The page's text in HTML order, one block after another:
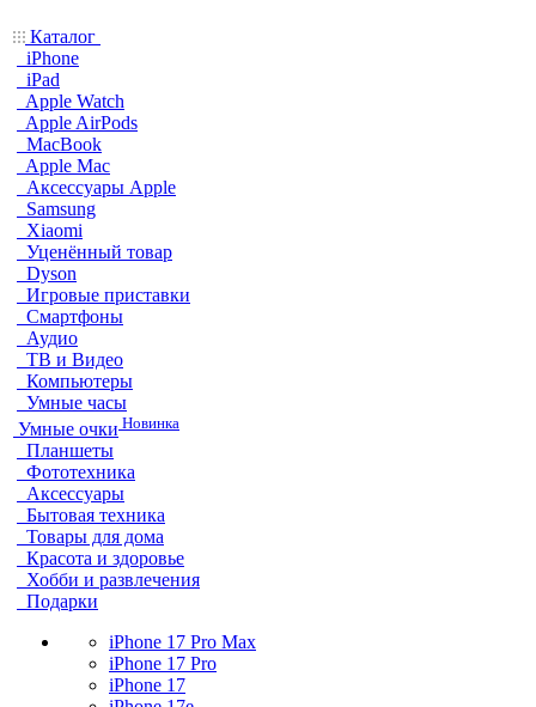
Каталог
iPhone
iPad
Apple Watch
Apple AirPods
MacBook
Apple Mac
Аксессуары Apple
Samsung
Xiaomi
Уценённый товар
Dyson
Игровые приставки
Смартфоны
Аудио
ТВ и Видео
Компьютеры
Умные часы
Умные очки Новинка
Планшеты
Фототехника
Аксессуары
Бытовая техника
Товары для дома
Красота и здоровье
Хобби и развлечения
Подарки
iPhone 17 Pro Max
iPhone 17 Pro
iPhone 17